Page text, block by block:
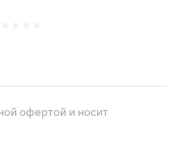
офертой и носит